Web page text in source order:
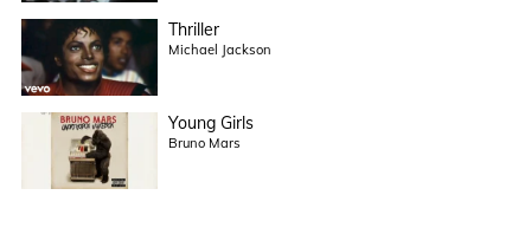
Thriller
Michael Jackson
Young Girls
Bruno Mars